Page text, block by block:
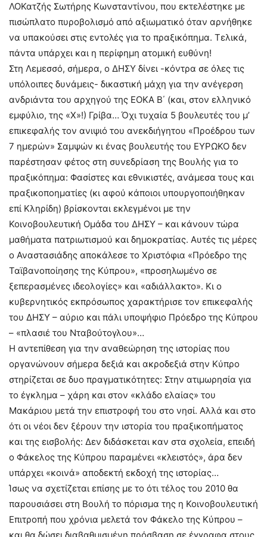
ΛΟΚατζής Σωτήρης Κωνσταντίνου, που εκτελέστηκε με
πισώπλατο πυροβολισμό από αξιωματικό όταν αρνήθηκε
να υπακούσει στις εντολές για το πραξικόπημα. Τελικά,
πάντα υπάρχει και η περίφημη ατομική ευθύνη!
Στη Λεμεσσό, σήμερα, ο ΔΗΣΥ δίνει -κόντρα σε όλες τις
υπόλοιπες δυνάμεις- δικαστική μάχη για την ανέγερση
ανδριάντα του αρχηγού της ΕΟΚΑ Β΄ (και, στον ελληνικό
εμφύλιο, της «Χ»!) Γρίβα… Όχι τυχαία 5 βουλευτές του μ’
επικεφαλής τον ανιψιό του ανεκδιήγητου «Προέδρου των
7 ημερών» Σαμψών κι ένας βουλευτής του ΕΥΡΩΚΟ δεν
παρέστησαν φέτος στη συνεδρίαση της Βουλής για το
πραξικόπημα: Φασίστες και εθνικιστές, ανάμεσα τους και
πραξικοποηματίες (κι αφού κάποιοι υπουργοποιήθηκαν
επί Κληρίδη) βρίσκονται εκλεγμένοι με την
Κοινοβουλευτική Ομάδα του ΔΗΣΥ – και κάνουν τώρα
μαθήματα πατριωτισμού και δημοκρατίας. Αυτές τις μέρες
ο Αναστασιάδης αποκάλεσε το Χριστόφια «Πρόεδρο της
Ταϊβανοποίησης της Κύπρου», «προσηλωμένο σε
ξεπερασμένες ιδεολογίες» και «αδιάλλακτο». Κι ο
κυβερνητικός εκπρόσωπος χαρακτήρισε τον επικεφαλής
του ΔΗΣΥ – αύριο και πάλι υποψήφιο Πρόεδρο της Κύπρου
– «πλασιέ του Νταβούτογλου»…
Η αντεπίθεση για την αναθεώρηση της ιστορίας που
οργανώνουν σήμερα δεξιά και ακροδεξιά στην Κύπρο
στηρίζεται σε δυο πραγματικότητες: Στην ατιμωρησία για
το έγκλημα – χάρη και στον «κλάδο ελαίας» του
Μακάριου μετά την επιστροφή του στο νησί. Αλλά και στο
ότι οι νέοι δεν ξέρουν την ιστορία του πραξικοπήματος
και της εισβολής: Δεν διδάσκεται καν στα σχολεία, επειδή
ο Φάκελος της Κύπρου παραμένει «κλειστός», άρα δεν
υπάρχει «κοινά» αποδεκτή εκδοχή της ιστορίας…
Ίσως να σχετίζεται επίσης με το ότι τέλος του 2010 θα
παρουσιάσει στη Βουλή το πόρισμα της η Κοινοβουλευτική
Επιτροπή που χρόνια μελετά τον Φάκελο της Κύπρου –